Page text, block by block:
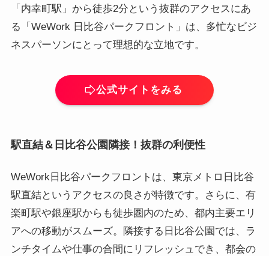
「内幸町駅」から徒歩2分という抜群のアクセスにあ
る「WeWork 日比谷パークフロント」は、多忙なビジ
ネスパーソンにとって理想的な立地です。
公式サイトをみる
駅直結＆日比谷公園隣接！抜群の利便性
WeWork日比谷パークフロントは、東京メトロ日比谷
駅直結というアクセスの良さが特徴です。さらに、有
楽町駅や銀座駅からも徒歩圏内のため、都内主要エリ
アへの移動がスムーズ。隣接する日比谷公園では、ラ
ンチタイムや仕事の合間にリフレッシュでき、都会の